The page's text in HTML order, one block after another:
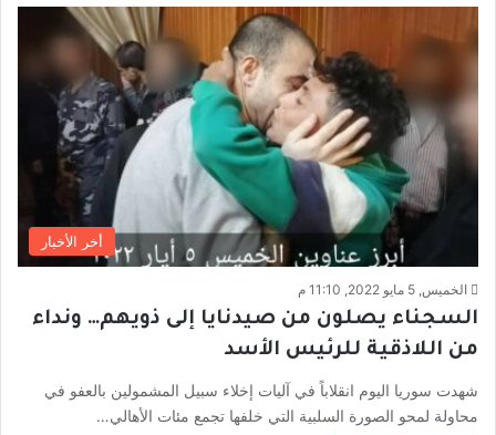
أخر الأخبار
الخميس, 5 مايو 2022, 11:10 م
السجناء يصلون من صيدنايا إلى ذويهم… ونداء
من اللاذقية للرئيس الأسد
شهدت سوريا اليوم انقلاباً في آليات إخلاء سبيل المشمولين بالعفو في
محاولة لمحو الصورة السلبية التي خلفها تجمع مئات الأهالي…